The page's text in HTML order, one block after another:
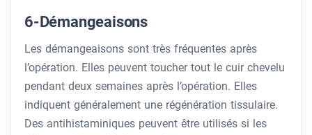
6-Démangeaisons
Les démangeaisons sont très fréquentes après
l’opération. Elles peuvent toucher tout le cuir chevelu
pendant deux semaines après l’opération. Elles
indiquent généralement une régénération tissulaire.
Des antihistaminiques peuvent être utilisés si les